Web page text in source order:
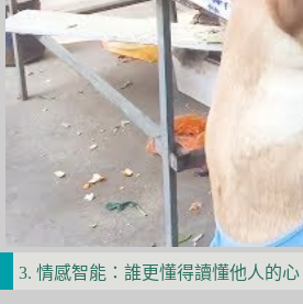
3. 情感智能：誰更懂得讀懂他人的心